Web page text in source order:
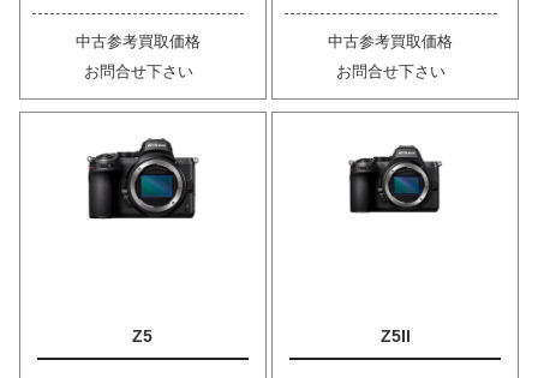
中古参考買取価格
お問合せ下さい
中古参考買取価格
お問合せ下さい
Z5 Z5II